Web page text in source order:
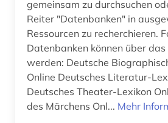
gemeinsam zu durchsuchen
Reiter "Datenbanken" in
Ressourcen zu recherchieren.
Datenbanken können über
werden: Deutsche Biographische Enzyklopädie
Online Deutsches Literatur-Lexikon Online
Deutsches Theater-Lexikon Online
des Märchens Onl... Mehr